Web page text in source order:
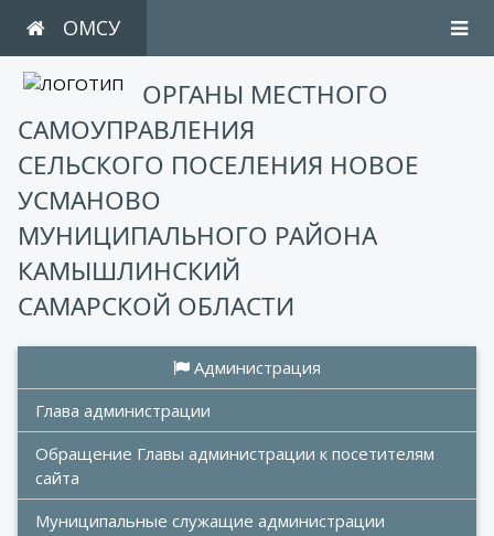
ОМСУ
ОРГАНЫ МЕСТНОГО
САМОУПРАВЛЕНИЯ
СЕЛЬСКОГО ПОСЕЛЕНИЯ НОВОЕ
УСМАНОВО
МУНИЦИПАЛЬНОГО РАЙОНА
КАМЫШЛИНСКИЙ
САМАРСКОЙ ОБЛАСТИ
Администрация
Глава администрации
Обращение Главы администрации к посетителям
сайта
Муниципальные служащие администрации